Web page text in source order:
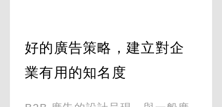
好的廣告策略，建立對企
業有用的知名度